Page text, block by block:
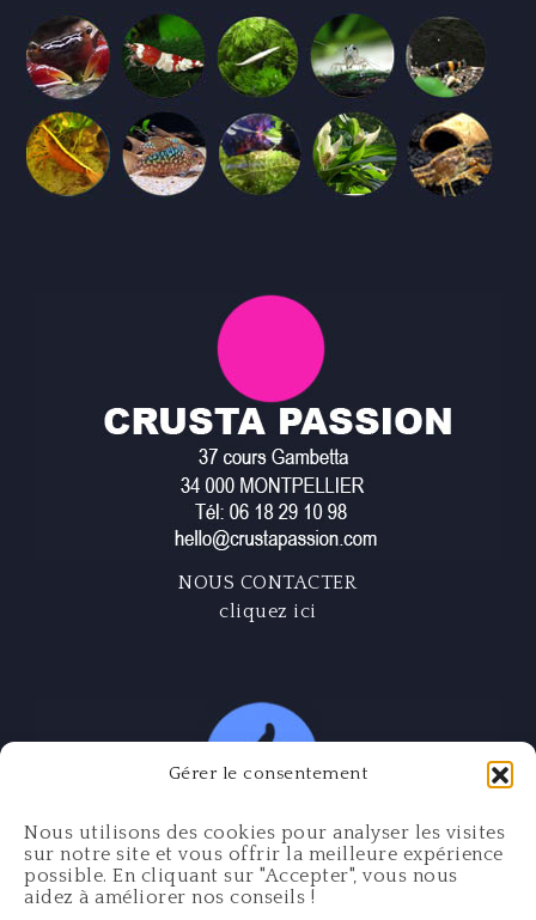
Gérer le consentement
Nous utilisons des cookies pour analyser les visites
sur notre site et vous offrir la meilleure expérience
possible. En cliquant sur "Accepter", vous nous
aidez à améliorer nos conseils !
NOUS CONTACTER
cliquez ici